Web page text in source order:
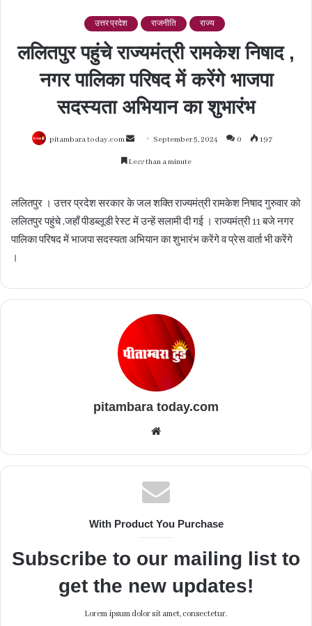
उत्तर प्रदेश राजनीति राज्य
ललितपुर पहुंचे राज्यमंत्री रामकेश निषाद ,
नगर पालिका परिषद में करेंगे भाजपा
सदस्यता अभियान का शुभारंभ
pitambara today.com
Send September 5, 2024 0 197
Less than a minute
ललितपुर । उत्तर प्रदेश सरकार के जल शक्ति राज्यमंत्री रामकेश निषाद गुरुवार को
ललितपुर पहुंचे ,जहाँ पीडब्लूडी रेस्ट में उन्हें सलामी दी गई । राज्यमंत्री 11 बजे नगर
पालिका परिषद में भाजपा सदस्यता अभियान का शुभारंभ करेंगे व प्रेस वार्ता भी करेंगे
।
pitambara today.com
Website
With Product You Purchase
Subscribe to our mailing list to
get the new updates!
Lorem ipsum dolor sit amet, consectetur.